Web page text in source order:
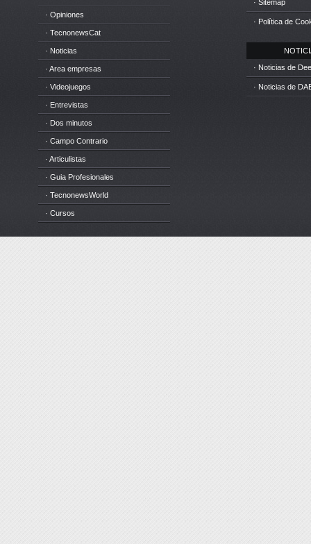
· Opiniones
· TecnonewsCat
· Noticias
· Area empresas
· Videojuegos
· Entrevistas
· Dos minutos
· Campo Contrario
· Articulistas
· Guia Profesionales
· TecnonewsWorld
· Cursos
· Sitemap
· Política de
· Noticias de
· Noticias de